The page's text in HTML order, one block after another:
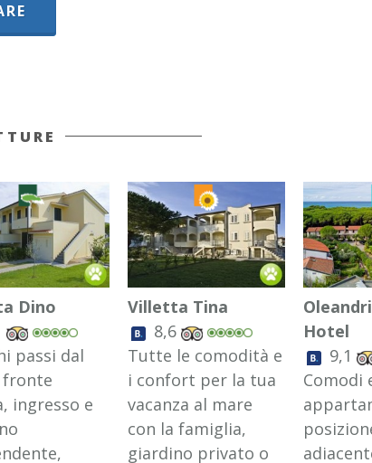
Dino
passi dal
fronte
ingresso e
Villetta Tina
8,6
Tutte le comodità e
i confort per la tua
vacanza al mare
con la famiglia,
giardino privato o
Hotel
9,1
Comodi